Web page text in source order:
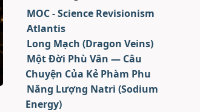
MOC - Science Revisionism
Atlantis
Long Mạch (Dragon Veins)
Một Đời Phù Vân — Câu
Chuyện Của Kẻ Phàm Phu
Năng Lượng Natri (Sodium
Energy)